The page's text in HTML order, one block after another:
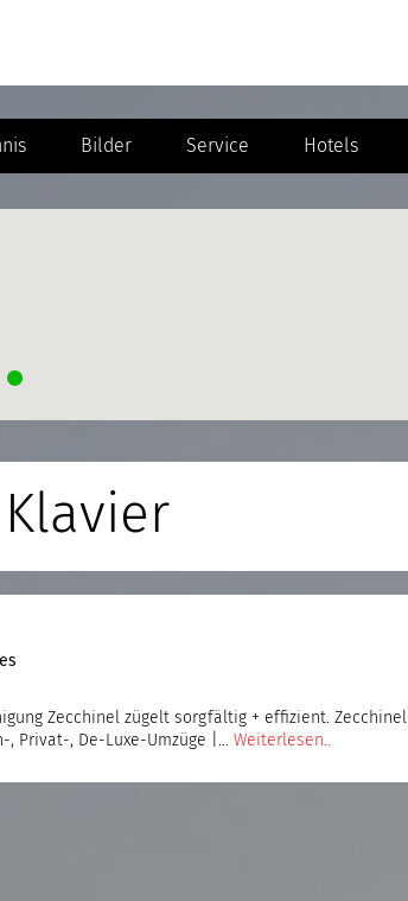
Bilder Service Hotels
Zecchinel zügelt sorgfältig + effizient. Zecchinel
, Privat-, De-Luxe-Umzüge |… Weiterlesen..